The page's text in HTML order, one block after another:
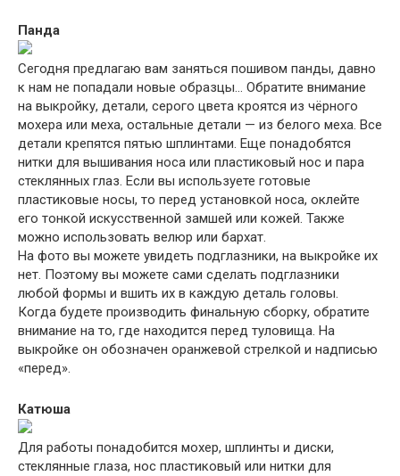
Панда
Сегодня предлагаю вам заняться пошивом панды, давно
к нам не попадали новые образцы… Обратите внимание
на выкройку, детали, серого цвета кроятся из чёрного
мохера или меха, остальные детали — из белого меха. Все
детали крепятся пятью шплинтами. Еще понадобятся
нитки для вышивания носа или пластиковый нос и пара
стеклянных глаз. Если вы используете готовые
пластиковые носы, то перед установкой носа, оклейте
его тонкой искусственной замшей или кожей. Также
можно использовать велюр или бархат.
На фото вы можете увидеть подглазники, на выкройке их
нет. Поэтому вы можете сами сделать подглазники
любой формы и вшить их в каждую деталь головы.
Когда будете производить финальную сборку, обратите
внимание на то, где находится перед туловища. На
выкройке он обозначен оранжевой стрелкой и надписью
«перед».
Катюша
Для работы понадобится мохер, шплинты и диски,
стеклянные глаза, нос пластиковый или нитки для